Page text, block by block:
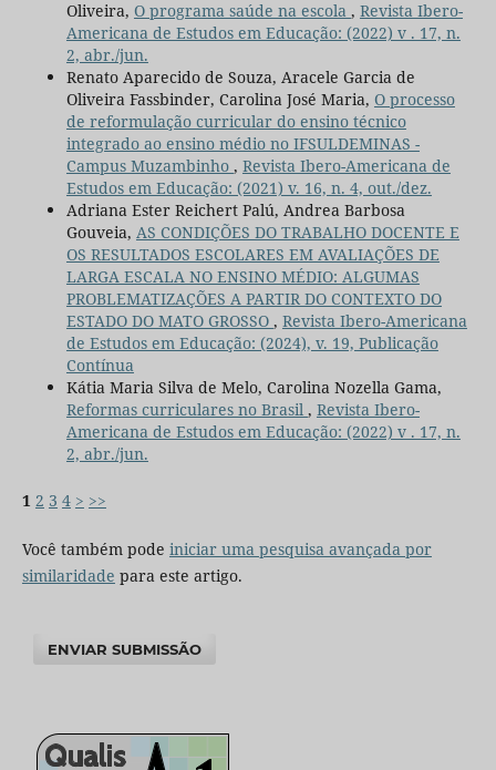
Oliveira, O programa saúde na escola , Revista Ibero-
Americana de Estudos em Educação: (2022) v . 17, n.
2, abr./jun.
Renato Aparecido de Souza, Aracele Garcia de
Oliveira Fassbinder, Carolina José Maria, O processo
de reformulação curricular do ensino técnico
integrado ao ensino médio no IFSULDEMINAS -
Campus Muzambinho , Revista Ibero-Americana de
Estudos em Educação: (2021) v. 16, n. 4, out./dez.
Adriana Ester Reichert Palú, Andrea Barbosa
Gouveia, AS CONDIÇÕES DO TRABALHO DOCENTE E
OS RESULTADOS ESCOLARES EM AVALIAÇÕES DE
LARGA ESCALA NO ENSINO MÉDIO: ALGUMAS
PROBLEMATIZAÇÕES A PARTIR DO CONTEXTO DO
ESTADO DO MATO GROSSO , Revista Ibero-Americana
de Estudos em Educação: (2024), v. 19, Publicação
Contínua
Kátia Maria Silva de Melo, Carolina Nozella Gama,
Reformas curriculares no Brasil , Revista Ibero-
Americana de Estudos em Educação: (2022) v . 17, n.
2, abr./jun.
1 2 3 4 > >>
Você também pode iniciar uma pesquisa avançada por
similaridade para este artigo.
ENVIAR SUBMISSÃO